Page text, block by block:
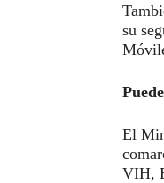
su
El
VIH,